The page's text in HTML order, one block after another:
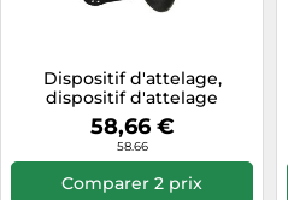
Téléphonie
Téléviseurs
Télévision & vidéo
Dispositif d'attelage,
dispositif d'attelage
STEINHOF V-020
58,66 €
58.66
Comparer 2 prix